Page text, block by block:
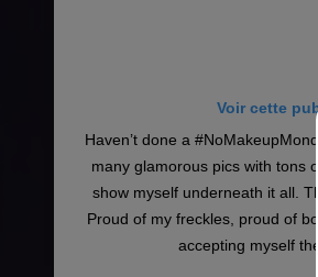
Voir cette
Haven’t done a
many glamorous pics with tons
show myself underneath it all.
Proud of my freckles, proud of
accepting myself